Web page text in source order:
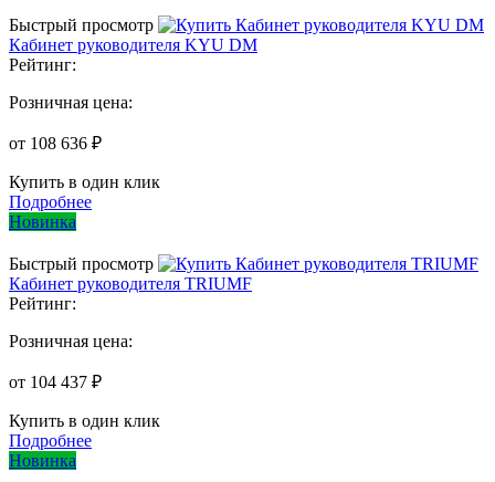
Быстрый просмотр
Кабинет руководителя KYU DM
Рейтинг:
Розничная цена:
от 108 636 ₽
Купить в один клик
Подробнее
Новинка
Быстрый просмотр
Кабинет руководителя TRIUMF
Рейтинг:
Розничная цена:
от 104 437 ₽
Купить в один клик
Подробнее
Новинка